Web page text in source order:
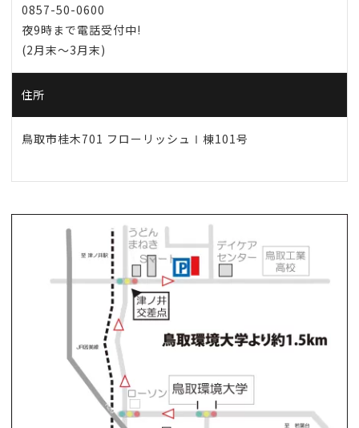
0857-50-0600
夜9時まで電話受付中!
(2月末～3月末)
住所
鳥取市桂木701 フローリッシュⅠ棟101号